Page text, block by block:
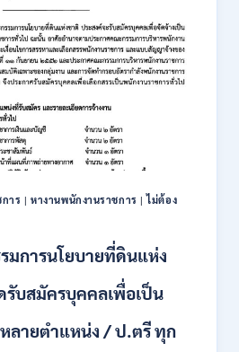
.)
าร |หางานพนักงานราชการ |ไม่ต้อง
มการนโยบายที่ดินแห่ง
บสมัครบุคคลเพื่อเป็น
ลายตำแหน่ง / ป.ตรี ทุก